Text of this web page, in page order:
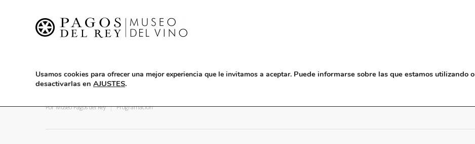
Rulo y la Contrabanda / En Concierto: Viernes 4 de Mayo
PorMuseo Pagos del Rey Programación
Usamos cookies para ofrecer una mejor experiencia que le invitamos a aceptar. Puede informarse sobre las que estamos utilizando o
desactivarlas en AJUSTES.